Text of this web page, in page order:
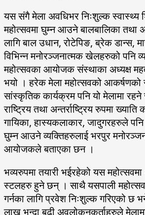
यस संगै मेला अवधिभर निःशुल्क स्वास्थ्य
महोत्सवमा घुम्न आउने बालबालिका तथा
लागि बाल उधान, रोटेपिङ, ब्रेक डान्स,
विभिन्न मनोरञ्जनात्मक खेलहरुको पनि
महोत्सवका आयोजक संस्थाका अध्यक्ष
भयो । हरेक मेला महोत्सवको आकर्षणको
सांस्कृतिक कार्यक्रम पनि यो मेलामा रहने
राष्ट्रिय तथा अन्तर्राष्ट्रिय रुपमा
गायिका, हास्यकलाकार, जादुगरहरुले
घुम्न आउने व्यक्तिहरुलाई भरपुर
आयोजकले बताएका छन ।
भव्यरुपमा तयारी भईरहेको यस
स्टलहरु हुने छन् । साथै यसपाली
गर्नका लागि प्रवेश निःशुल्क गरिएको छ
लाख भन्दा बढी अवलोकनकर्ताहरुले